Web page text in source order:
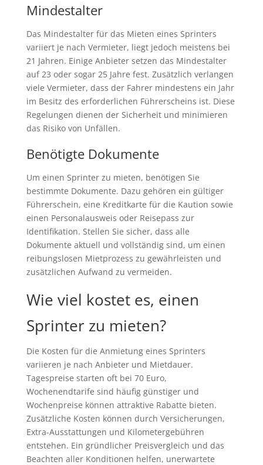
Mindestalter
Das Mindestalter für das Mieten eines Sprinters
variiert je nach Vermieter, liegt jedoch meistens bei
21 Jahren. Einige Anbieter setzen das Mindestalter
auf 23 oder sogar 25 Jahre fest. Zusätzlich verlangen
viele Vermieter, dass der Fahrer mindestens ein Jahr
im Besitz des erforderlichen Führerscheins ist. Diese
Regelungen dienen der Sicherheit und minimieren
das Risiko von Unfällen.
Benötigte Dokumente
Um einen Sprinter zu mieten, benötigen Sie
bestimmte Dokumente. Dazu gehören ein gültiger
Führerschein, eine Kreditkarte für die Kaution sowie
einen Personalausweis oder Reisepass zur
Identifikation. Stellen Sie sicher, dass alle
Dokumente aktuell und vollständig sind, um einen
reibungslosen Mietprozess zu gewährleisten und
zusätzlichen Aufwand zu vermeiden.
Wie viel kostet es, einen
Sprinter zu mieten?
Die Kosten für die Anmietung eines Sprinters
variieren je nach Anbieter und Mietdauer.
Tagespreise starten oft bei 70 Euro,
Wochenendtarife sind häufig günstiger und
Wochenpreise können attraktive Rabatte bieten.
Zusätzliche Kosten können durch Versicherungen,
Extra-Ausstattungen und Kilometergebühren
entstehen. Ein gründlicher Preisvergleich und das
Beachten aller Konditionen helfen, unerwartete